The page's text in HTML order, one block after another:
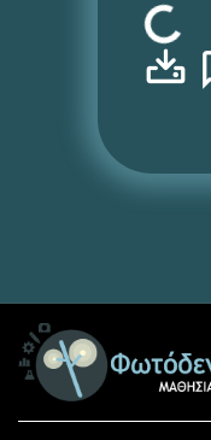
Φόρτωση...